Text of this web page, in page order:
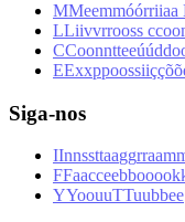
MMeemmóórriiaa
LLiivvrrooss ccoo
CCoonntteeúúddo
EExxppoossiiççõõ
Siga-nos
IInnssttaaggrraam
FFaacceebbooook
YYoouuTTuubbee